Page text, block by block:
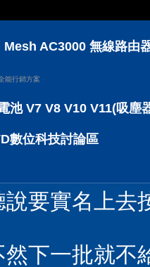
AC3000 無線路由
能行銷方案
池 V7 V8 V10 V11(吸
數位科技討論區
說要實名上去
然下一批就不